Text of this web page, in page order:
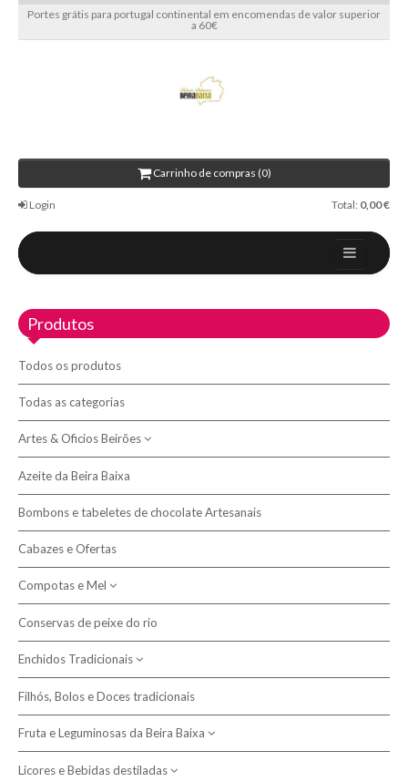
Portes grátis para portugal continental em encomendas de valor superior
a 60€
Carrinho de compras (0)
Login Total: 0,00 €
Sobre nós
Blog
Contactos
Política de Devolução
Política de Privacidade e Cookies
Resolução de Litígios
Pesquisar
Produtos
Todos os produtos
Todas as categorias
Artes & Oficios Beirões
Artesanato
Cestas de junco
Artigos em Burel
Chinelos de burel
Cátia Ladeira
Fátima Quelhas Figueiredo
João Morgado
José António Pinho
Marta Duarte
Miguel Saraiva
Ricardo Grilo
Mantas e Cobertores
Cobertores de lã
Mantas ecológicas
Sabonetes artesanais
de azeite
de leite de ovelha
Cachecóis
Gorros
Azeite da Beira Baixa
Bombons e tabeletes de chocolate Artesanais
Cabazes e Ofertas
Compotas e Mel
Compotas
Mel da Beira Baixa
Conservas de peixe do rio
Enchidos Tradicionais
Alheiras
Chouriças e Paios
Farinheiras
Filhós, Bolos e Doces tradicionais
Fruta e Leguminosas da Beira Baixa
Cerejas e outras frutas
Licores e Bebidas destiladas